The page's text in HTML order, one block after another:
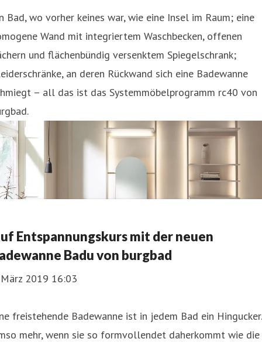
Bad, wo vorher keines war, wie eine Insel im Raum; eine
Wand mit integriertem Waschbecken, offenen
und flächenbündig versenktem Spiegelschrank;
an deren Rückwand sich eine Badewanne
– all das ist das Systemmöbelprogramm rc40 von
Entspannungskurs mit der neuen
Badu von burgbad
2019 16:03
freistehende Badewanne ist in jedem Bad ein Hingucker.
mehr, wenn sie so formvollendet daherkommt wie die